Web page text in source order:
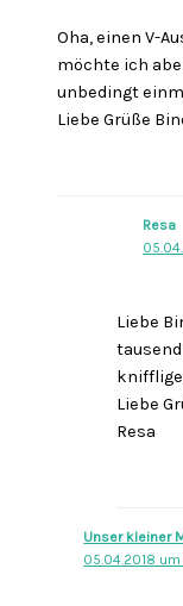
Oha, einen V-
möchte ich
unbedingt
Liebe Grüße
Resa
Liebe
Liebe
Resa
Unser kleiner
05.04.2018 um